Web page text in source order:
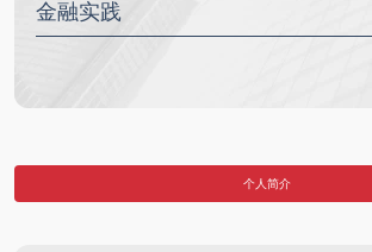
金融实践
个人简介